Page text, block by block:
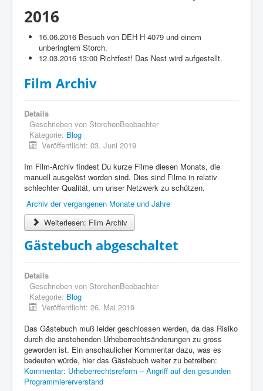
2016
16.06.2016 Besuch von DEH H 4079 und einem
unberingtem Storch.
12.03.2016 13:00 Richtfest! Das Nest wird aufgestellt.
Film Archiv
Details
Geschrieben von StorchenBeobachter
Kategorie: Blog
Veröffentlicht: 03. Juni 2019
Im Film-Archiv findest Du kurze Filme diesen Monats, die
manuell ausgelöst worden sind. Dies sind Filme in relativ
schlechter Qualität, um unser Netzwerk zu schützen.
Archiv der vergangenen Monate und Jahre
Weiterlesen: Film Archiv
Gästebuch abgeschaltet
Details
Geschrieben von StorchenBeobachter
Kategorie: Blog
Veröffentlicht: 26. Mai 2019
Das Gästebuch muß leider geschlossen werden, da das Risiko
durch die anstehenden Urheberrechtsänderungen zu gross
geworden ist. Ein anschaulicher Kommentar dazu, was es
bedeuten würde, hier das Gästebuch weiter zu betreiben:
Kommentar: Urheberrechtsreform – Angriff auf den gesunden
Programmiererverstand